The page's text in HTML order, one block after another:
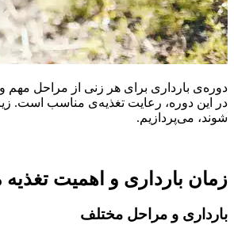
دوره‌ی بارداری برای هر زنی از مراحل
در این دوره، رعایت تغذیه‌ی مناسب است.
شوند، می‌پردازیم.
زمان بارداری و اهمیت
بارداری و مراحل مختلف